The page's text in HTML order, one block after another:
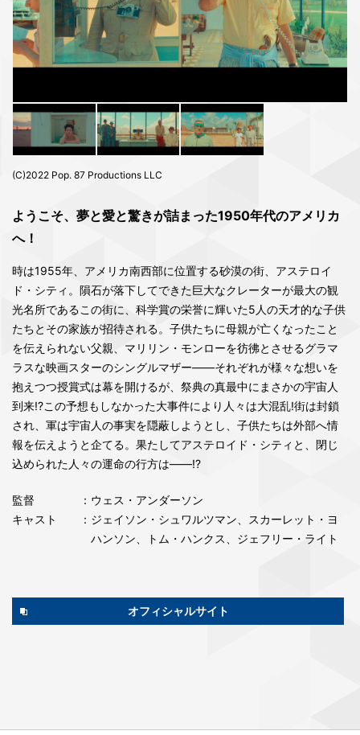
(C)2022 Pop. 87 Productions LLC
ようこそ、夢と愛と驚きが詰まった1950年代のアメリカ
へ！
時は1955年、アメリカ南西部に位置する砂漠の街、アステロイ
ド・シティ。隕石が落下してできた巨大なクレーターが最大の観
光名所であるこの街に、科学賞の栄誉に輝いた5人の天才的な子供
たちとその家族が招待される。子供たちに母親が亡くなったこと
を伝えられない父親、マリリン・モンローを彷彿とさせるグラマ
ラスな映画スターのシングルマザー――それぞれが様々な想いを
抱えつつ授賞式は幕を開けるが、祭典の真最中にまさかの宇宙人
到来!?この予想もしなかった大事件により人々は大混乱!街は封鎖
され、軍は宇宙人の事実を隠蔽しようとし、子供たちは外部へ情
報を伝えようと企てる。果たしてアステロイド・シティと、閉じ
込められた人々の運命の行方は――!?
監督
：ウェス・アンダーソン
キャスト
：ジェイソン・シュワルツマン、スカーレット・ヨ
ハンソン、トム・ハンクス、ジェフリー・ライト
オフィシャルサイト